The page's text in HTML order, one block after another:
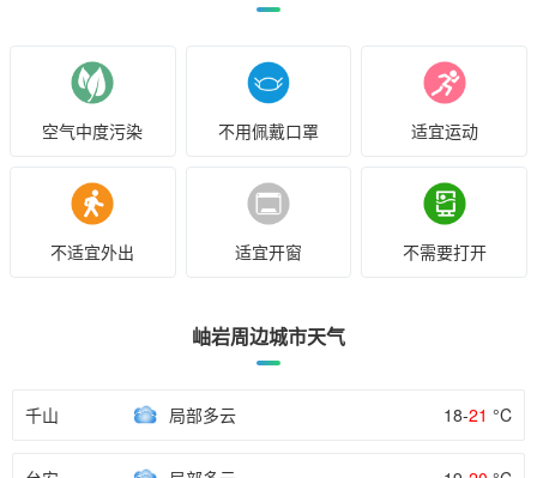
空气中度污染 不用佩戴口罩 适宜运动
不适宜外出 适宜开窗 不需要打开
岫岩周边城市天气
千山 局部多云 18-21 °C